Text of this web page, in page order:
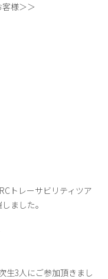
様＞＞
トレーサビリティツア
ました。
生3人にご参加頂きまし